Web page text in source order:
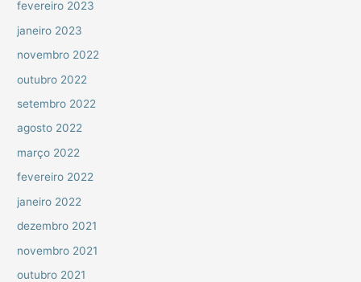
fevereiro 2023
janeiro 2023
novembro 2022
outubro 2022
setembro 2022
agosto 2022
março 2022
fevereiro 2022
janeiro 2022
dezembro 2021
novembro 2021
outubro 2021